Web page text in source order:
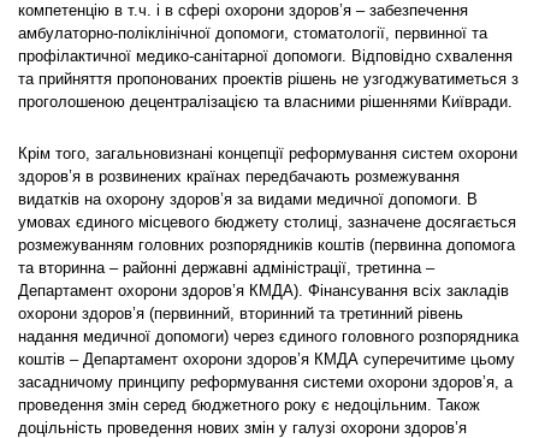
компетенцію в т.ч. і в сфері охорони здоров’я – забезпечення
амбулаторно-поліклінічної допомоги, стоматології, первинної та
профілактичної медико-санітарної допомоги. Відповідно схвалення
та прийняття пропонованих проектів рішень не узгоджуватиметься з
проголошеною децентралізацією та власними рішеннями Київради.
Крім того, загальновизнані концепції реформування систем охорони
здоров’я в розвинених країнах передбачають розмежування
видатків на охорону здоров’я за видами медичної допомоги. В
умовах єдиного місцевого бюджету столиці, зазначене досягається
розмежуванням головних розпорядників коштів (первинна допомога
та вторинна – районні державні адміністрації, третинна –
Департамент охорони здоров’я КМДА). Фінансування всіх закладів
охорони здоров’я (первинний, вторинний та третинний рівень
надання медичної допомоги) через єдиного головного розпорядника
коштів – Департамент охорони здоров’я КМДА суперечитиме цьому
засадничому принципу реформування системи охорони здоров’я, а
проведення змін серед бюджетного року є недоцільним. Також
доцільність проведення нових змін у галузі охорони здоров’я